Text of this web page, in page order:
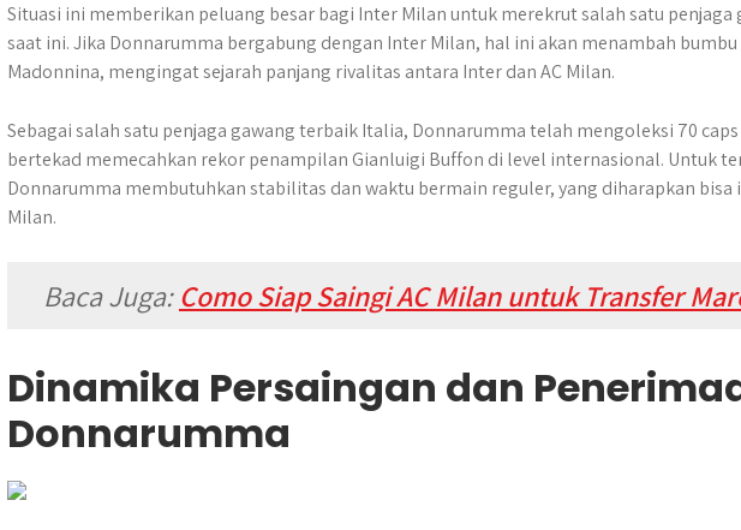
Situasi ini memberikan peluang besar bagi Inter Milan untuk merekrut salah satu penjaga
saat ini. Jika Donnarumma bergabung dengan Inter Milan, hal ini akan menambah
Madonnina, mengingat sejarah panjang rivalitas antara Inter dan AC Milan.
Sebagai salah satu penjaga gawang terbaik Italia, Donnarumma telah mengoleksi 70
bertekad memecahkan rekor penampilan Gianluigi Buffon di level internasional. Untuk
Donnarumma membutuhkan stabilitas dan waktu bermain reguler, yang diharapkan bisa
Milan.
Baca Juga:Como Siap Saingi AC Milan untuk Transfer
Dinamika Persaingan dan
Donnarumma